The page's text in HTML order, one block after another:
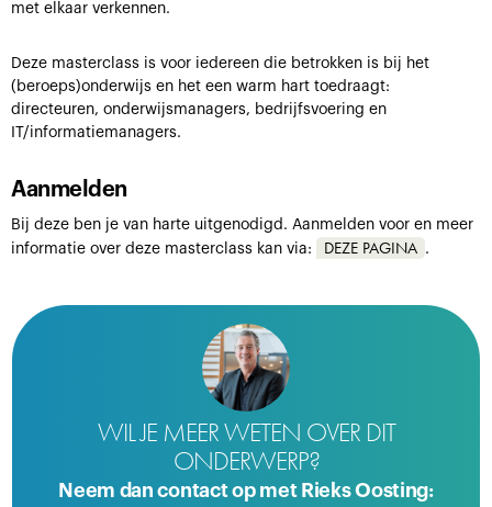
met elkaar verkennen.
Deze masterclass is voor iedereen die betrokken is bij het
(beroeps)onderwijs en het een warm hart toedraagt:
directeuren, onderwijsmanagers, bedrijfsvoering en
IT/informatiemanagers.
Aanmelden
Bij deze ben je van harte uitgenodigd. Aanmelden voor en meer
informatie over deze masterclass kan via:
DEZE PAGINA .
WIL JE MEER WETEN OVER DIT
ONDERWERP?
Neem dan contact op met Rieks Oosting: